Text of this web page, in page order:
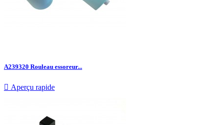
A239320 Rouleau essoreur...
 Aperçu rapide